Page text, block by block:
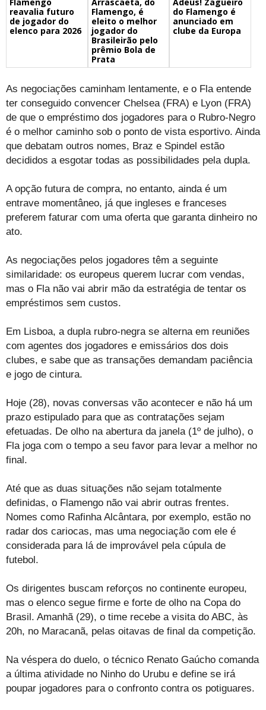
reavalia futuro
de jogador do
elenco para 2026
Flamengo, é
eleito o melhor
jogador do
Brasileirão pelo
prêmio Bola de
Prata
do Flamengo é
anunciado em
clube da Europa
As negociações caminham lentamente, e o Fla entende
ter conseguido convencer Chelsea (FRA) e Lyon (FRA)
de que o empréstimo dos jogadores para o Rubro-Negro
é o melhor caminho sob o ponto de vista esportivo. Ainda
que debatam outros nomes, Braz e Spindel estão
decididos a esgotar todas as possibilidades pela dupla.
A opção futura de compra, no entanto, ainda é um
entrave momentâneo, já que ingleses e franceses
preferem faturar com uma oferta que garanta dinheiro no
ato.
As negociações pelos jogadores têm a seguinte
similaridade: os europeus querem lucrar com vendas,
mas o Fla não vai abrir mão da estratégia de tentar os
empréstimos sem custos.
Em Lisboa, a dupla rubro-negra se alterna em reuniões
com agentes dos jogadores e emissários dos dois
clubes, e sabe que as transações demandam paciência
e jogo de cintura.
Hoje (28), novas conversas vão acontecer e não há um
prazo estipulado para que as contratações sejam
efetuadas. De olho na abertura da janela (1º de julho), o
Fla joga com o tempo a seu favor para levar a melhor no
final.
Até que as duas situações não sejam totalmente
definidas, o Flamengo não vai abrir outras frentes.
Nomes como Rafinha Alcântara, por exemplo, estão no
radar dos cariocas, mas uma negociação com ele é
considerada para lá de improvável pela cúpula de
futebol.
Os dirigentes buscam reforços no continente europeu,
mas o elenco segue firme e forte de olho na Copa do
Brasil. Amanhã (29), o time recebe a visita do ABC, às
20h, no Maracanã, pelas oitavas de final da competição.
Na véspera do duelo, o técnico Renato Gaúcho comanda
a última atividade no Ninho do Urubu e define se irá
poupar jogadores para o confronto contra os potiguares.